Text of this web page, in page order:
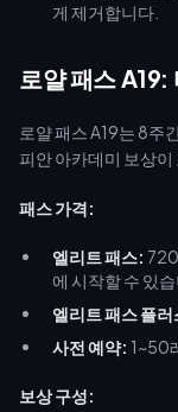
게 제거합니다.
로얄 패스 A19:
로얄 패스 A19는 8주
피안 아카데미 보상
패스 가격:
엘리트 패스:
에 시작할 수 있습
엘리트 패스 플러
사전 예약: 1~50
보상 구성: